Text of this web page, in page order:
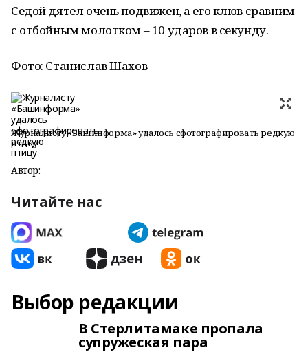
Седой дятел очень подвижен, а его клюв сравним
с отбойным молотком – 10 ударов в секунду.
Фото: Станислав Шахов
Журналисту «Башинформа» удалось сфотографировать редкую
птицу
Автор:
Читайте нас
Выбор редакции
В Стерлитамаке пропала
супружеская пара